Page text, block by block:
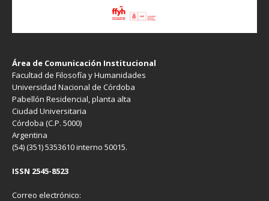
Área de Comunicación Institucional
Facultad de Filosofía y Humanidades
Universidad Nacional de Córdoba
Pabellón Residencial, planta alta
Ciudad Universitaria
Córdoba (C.P. 5000)
Argentina
(54) (351) 5353610 interno 50015.
ISSN 2545-8523
Correo electrónico: